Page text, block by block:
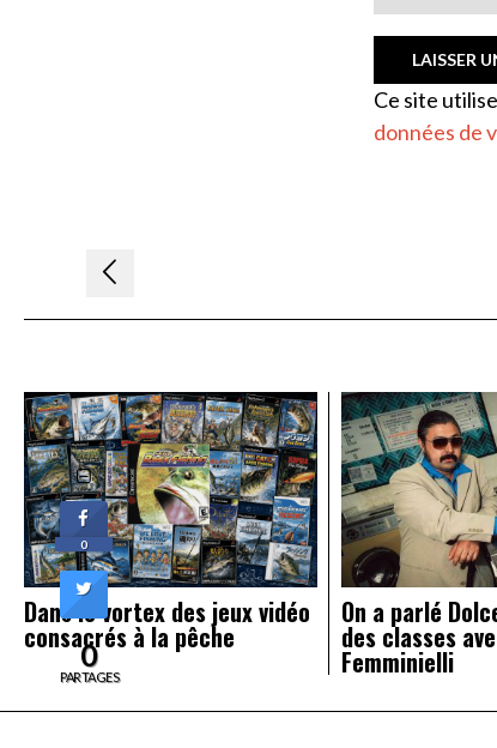
Ce site
données de
Navigation
de
Dans le vortex des jeux vidéo
consacrés à la pêche
On a parlé
des classes
Femminielli
0
0
PARTAGES